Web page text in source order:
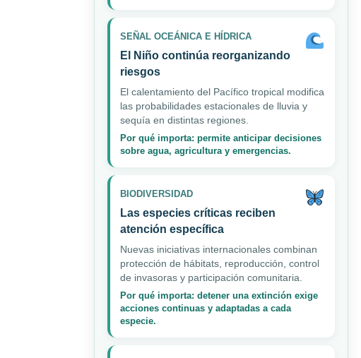
SEÑAL OCEÁNICA E HÍDRICA
El Niño continúa reorganizando
riesgos
El calentamiento del Pacífico tropical modifica
las probabilidades estacionales de lluvia y
sequía en distintas regiones.
Por qué importa: permite anticipar decisiones
sobre agua, agricultura y emergencias.
BIODIVERSIDAD
Las especies críticas reciben
atención específica
Nuevas iniciativas internacionales combinan
protección de hábitats, reproducción, control
de invasoras y participación comunitaria.
Por qué importa: detener una extinción exige
acciones continuas y adaptadas a cada
especie.